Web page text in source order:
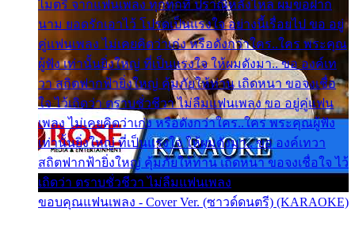
ไมตรี จากแฟนเพลง ทุกทุกที่ ปราณีหลั่งไหล ผมขอฝาก
นาม ยอดรักเอาไว้ โปรดเป็นแรงใจ อย่างนี้เรื่อยไป ขอ อยู่
คู่แฟนเพลง ไม่เคยคิดว่าเก่ง หรือดังกว่าใคร..ใคร พระคุณ
ผู้ฟัง เท่านั้นยิ่งใหญ่ ที่เป็นแรงใจ ให้ผมดังมา.. ขอ องค์เท
วา สถิตฟากฟ้ายิ่งใหญ่ คุ้มภัยให้ท่าน เถิดหนา ขอจงเชื่อ
ใจ ไว้เถิดว่า ตราบชั่วชีวา ไม่ลืมแฟนเพลง ขอ อยู่คู่แฟน
เพลง ไม่เคยคิดว่าเก่ง หรือดังกว่าใคร..ใคร พระคุณผู้ฟัง
เท่านั้นยิ่งใหญ่ ที่เป็นแรงใจ ให้ผมดังมา.. ขอ องค์เทวา
สถิตฟากฟ้ายิ่งใหญ่ คุ้มภัยให้ท่าน เถิดหนา ขอจงเชื่อใจ ไว้
เถิดว่า ตราบชั่วชีวา ไม่ลืมแฟนเพลง
ขอบคุณแฟนเพลง - Cover Ver. (ซาวด์ดนตรี) (KARAOKE)